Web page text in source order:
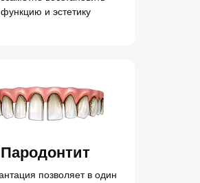
позволяет в один
Пародонтит
функцию и эстетику